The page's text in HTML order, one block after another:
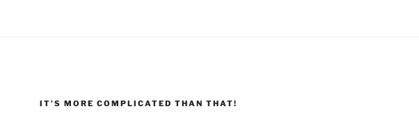
IT’S MORE COMPLICATED THAN THAT!